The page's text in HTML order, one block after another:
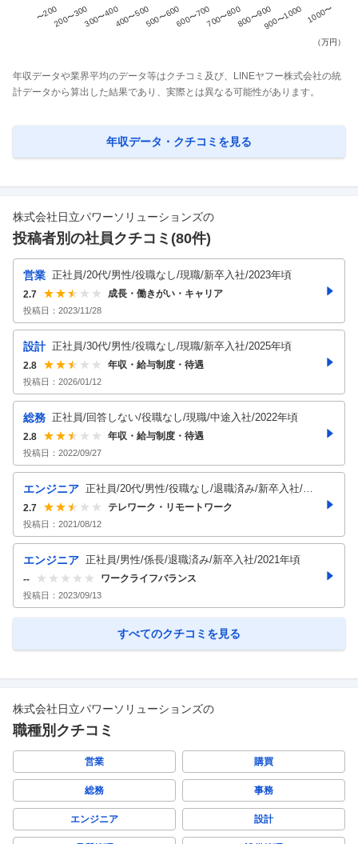
年収データや業界平均のデータ等はクチコミ及び、LINEヤフー株式会社の統
計データから算出した結果であり、実際とは異なる可能性があります。
年収データ・クチコミを見る
株式会社日立パワーソリューションズの
投稿者別の社員クチコミ(80件)
営業 正社員/20代/男性/役職なし/現職/新卒入社/2023年頃
2.7 成長・働きがい・キャリア
投稿日： 2023/11/28
設計 正社員/30代/男性/役職なし/現職/新卒入社/2025年頃
2.8 年収・給与制度・待遇
投稿日： 2026/01/12
総務 正社員/回答しない/役職なし/現職/中途入社/2022年頃
2.8 年収・給与制度・待遇
投稿日： 2022/09/27
エンジニア 正社員/20代/男性/役職なし/退職済み/新卒入社/既
婚/2020年頃
2.7 テレワーク・リモートワーク
投稿日： 2021/08/12
エンジニア 正社員/男性/係長/退職済み/新卒入社/2021年頃
-- ワークライフバランス
投稿日： 2023/09/13
すべてのクチコミを見る
株式会社日立パワーソリューションズの
職種別クチコミ
営業 購買
総務 事務
エンジニア 設計